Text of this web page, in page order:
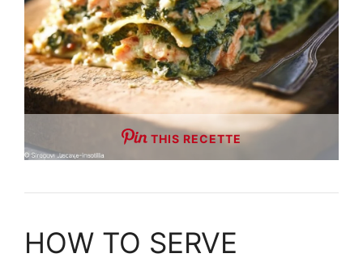
THIS RECETTE
HOW TO SERVE